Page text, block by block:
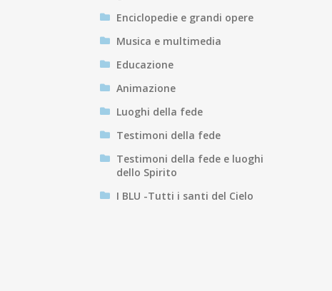
Enciclopedie e grandi opere
Musica e multimedia
Educazione
Animazione
Luoghi della fede
Testimoni della fede
Testimoni della fede e luoghi
dello Spirito
I BLU -Tutti i santi del Cielo